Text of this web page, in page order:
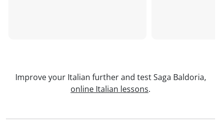
Improve your Italian further and test Saga Baldoria,
online Italian lessons.